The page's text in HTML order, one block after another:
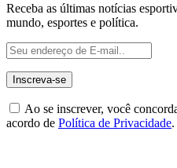
Receba as últimas notícias
mundo, esportes e política.
Ao se inscrever, você
acordo de Política de Privacidade.